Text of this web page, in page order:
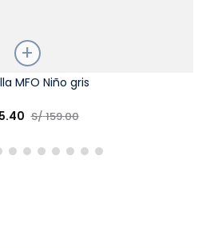
MFO Niño gris
.40 S/159.00